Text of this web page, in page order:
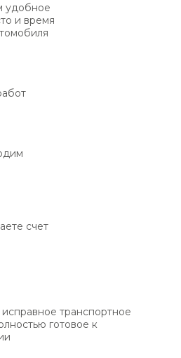
удобное
и время
счет
транспортное
готовое к